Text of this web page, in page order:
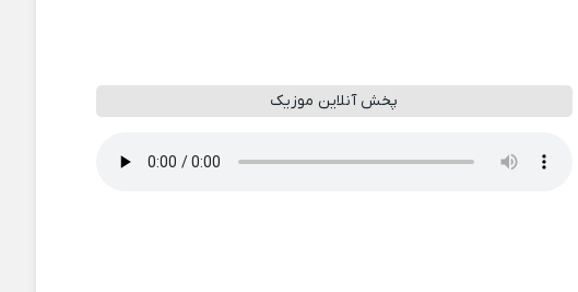
پخش آنلاین موزیک